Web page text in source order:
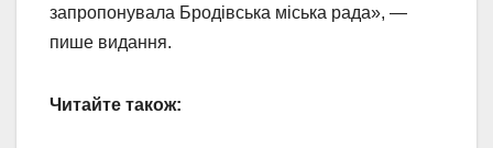
запропонувала Бродівська міська рада», —
пише видання.
Читайте також: